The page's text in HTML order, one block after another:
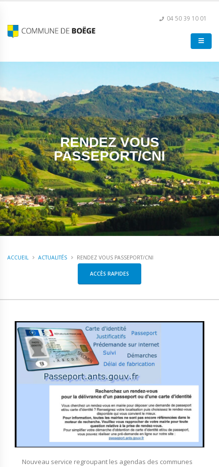
04 50 39 10 01
RENDEZ VOUS
PASSEPORT/CNI
ACCUEIL ACTUALITÉS RENDEZ VOUS PASSEPORT/CNI
ACCÈS RAPIDES
Nouveau service regroupant les agendas des communes